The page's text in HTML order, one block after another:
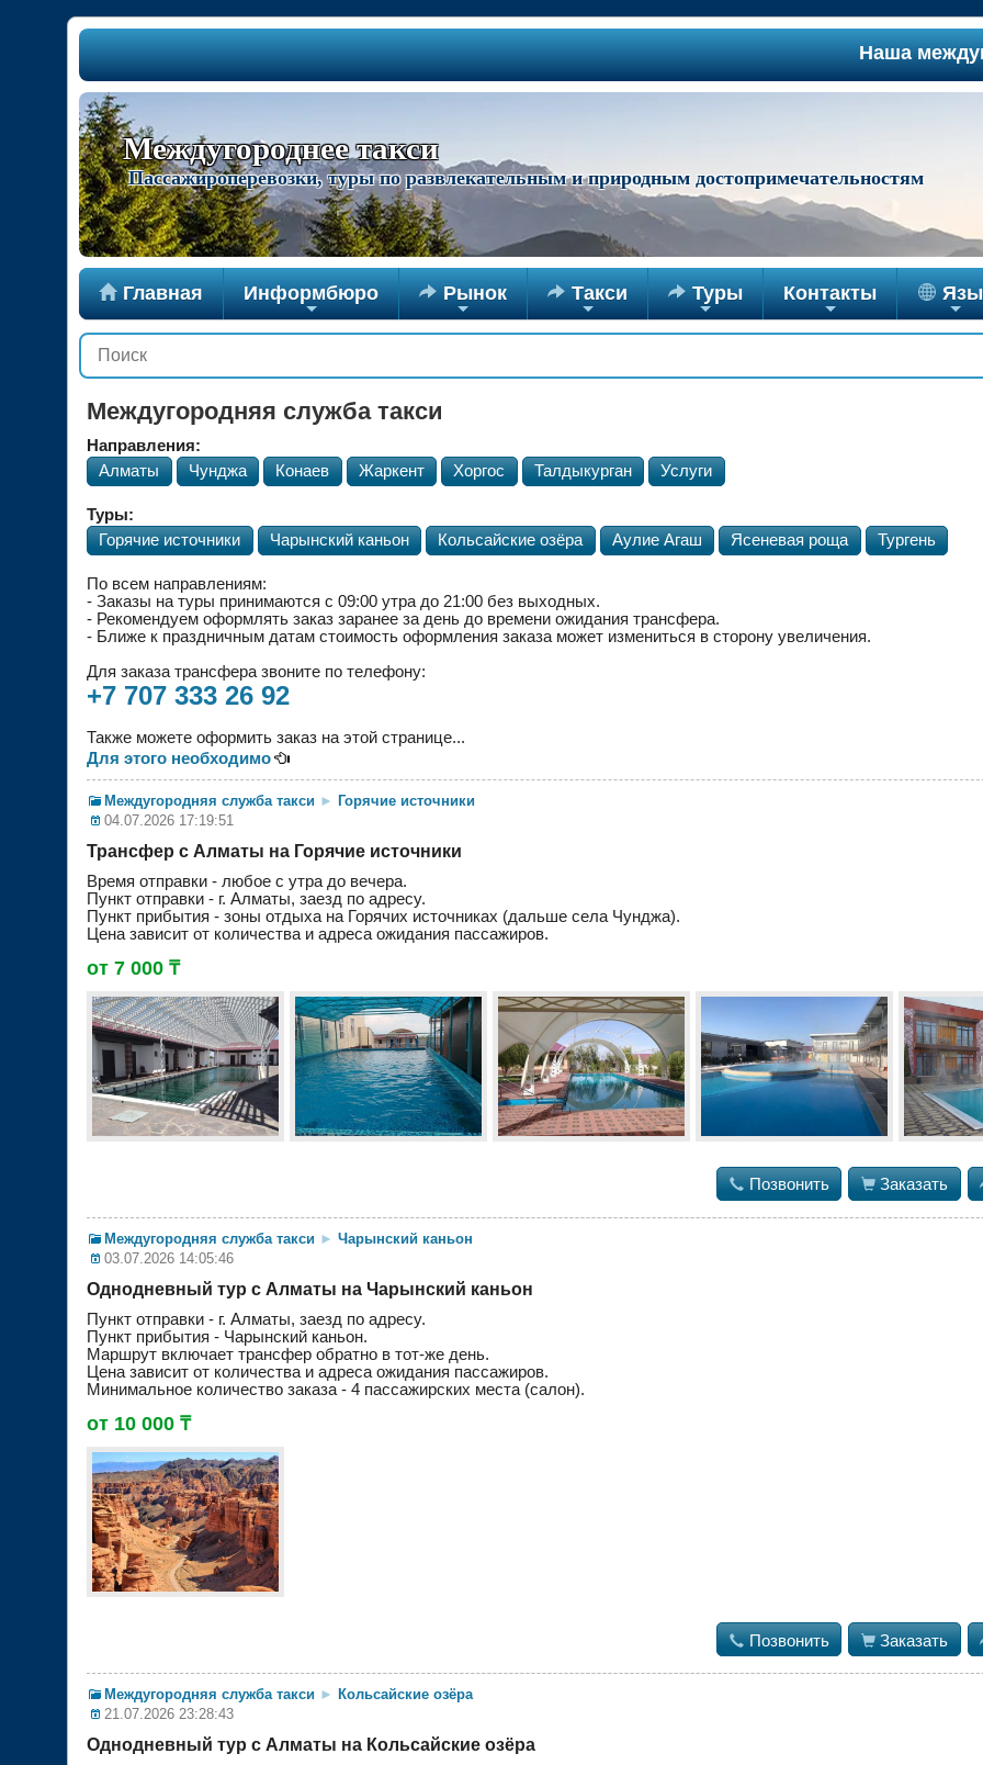
Наша
Междугороднее такси
Пассажироперевозки, туры по развлекательным и природным достопримечательностям
 Главная
+
Информбюро
+
 Рынок
+
 Такси
+
 Туры
+
Контакты
+
Междугородняя служба такси
Направления:
Алматы
Чунджа Конаев Жаркент Хоргос Талдыкурган Услуги
Туры:
Горячие источники
Чарынский каньон Кольсайские озёра Аулие Агаш Ясеневая роща Тургень
По всем направлениям:
- Заказы на туры принимаются с 09:00 утра до 21:00 без выходных.
- Рекомендуем оформлять заказ заранее за день до времени ожидания трансфера.
- Ближе к праздничным датам стоимость оформления заказа может измениться в сторону увеличения.
Для заказа трансфера звоните по телефону:
+7 707 333 26 92
Также можете оформить заказ на этой странице...
Для этого необходимо 
Междугородняя служба такси ► Горячие источники
04.07.2026 17:19:51
Трансфер с Алматы на Горячие источники
Время отправки - любое с утра до вечера.
Пункт отправки - г. Алматы, заезд по адресу.
Пункт прибытия - зоны отдыха на Горячих источниках (дальше села Чунджа).
Цена зависит от количества и адреса ожидания пассажиров.
от 7 000 ₸
 Позвонить  Заказать
Междугородняя служба такси ► Чарынский каньон
03.07.2026 14:05:46
Однодневный тур с Алматы на Чарынский каньон
Пункт отправки - г. Алматы, заезд по адресу.
Пункт прибытия - Чарынский каньон.
Маршрут включает трансфер обратно в тот-же день.
Цена зависит от количества и адреса ожидания пассажиров.
Минимальное количество заказа - 4 пассажирских места (салон).
от 10 000 ₸
 Позвонить  Заказать
Междугородняя служба такси ► Кольсайские озёра
21.07.2026 23:28:43
Однодневный тур с Алматы на Кольсайские озёра